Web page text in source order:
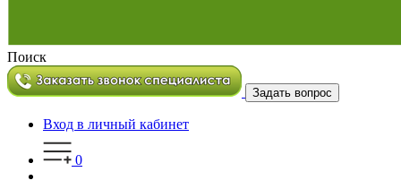
Поиск
Задать вопрос
Вход в личный кабинет
0